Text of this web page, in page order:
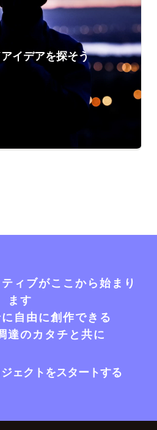
イデアを探そう
ィブがここから始まり
ます
自由に創作できる
達のカタチと共に
ェクトをスタートする